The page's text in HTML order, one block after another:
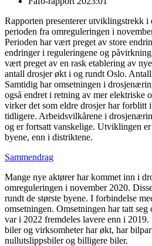
Rapporten presenterer utviklingstrekk i
perioden fra omreguleringen i
Perioden har vært preget av store
endringer i reguleringene og
vært preget av en rask etablering av
antall drosjer økt i og rundt Oslo.
Samtidig har omsetningen i
også endret i retning av mer elektriske
virker det som eldre drosjer har forblitt
tidligere. Arbeidsvilkårene i
og er fortsatt vanskelige. Utviklingen
byene, enn i distriktene.
Sammendrag
Mange nye aktører har kommet inn i
omreguleringen i november 2020.
rundt de største byene. I forbindelse
omsetningen. Omsetningen har tatt seg
var i 2022 fremdeles lavere enn i
biler og virksomheter har økt, har
nullutslippsbiler og billigere biler.